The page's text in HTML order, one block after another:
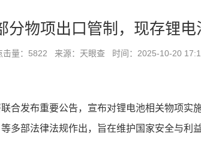
分物项出口管制，现存锂
击量：5822 来源：天眼查 时间：2025-10-20
合发布重要公告，宣布对锂电池相关物项实
多部法律法规作出，旨在维护国家安全与利